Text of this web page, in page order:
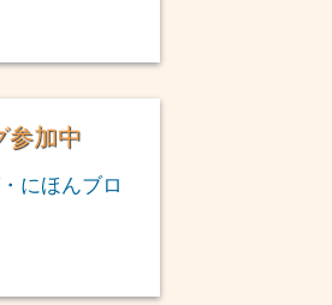
参加中